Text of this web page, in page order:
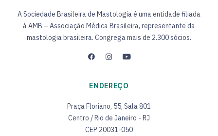
A Sociedade Brasileira de Mastologia é uma entidade filiada
à AMB – Associação Médica Brasileira, representante da
mastologia brasileira. Congrega mais de 2.300 sócios.
ENDEREÇO
Praça Floriano, 55, Sala 801
Centro / Rio de Janeiro - RJ
CEP 20031-050